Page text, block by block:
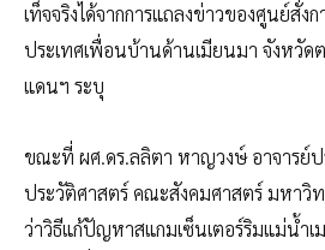
เท็จจริงได้จากการแถลงข่าวของศูนย์สั่ง
ประเทศเพื่อนบ้านด้านเมียนมา จังหวัด
แดนฯ ระบุ
ขณะที่ ผศ.ดร.ลลิตา หาญวงษ์ อาจารย์ป
ประวัติศาสตร์ คณะสังคมศาสตร์ มหาวิ
ว่าวิธีแก้ปัญหาสแกมเซ็นเตอร์ริมแม่น้ำเ